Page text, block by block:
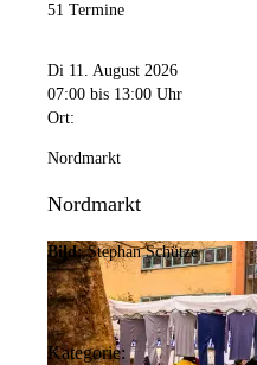
51 Termine
Di 11. August 2026
07:00 bis 13:00 Uhr
Ort:
Nordmarkt
Nordmarkt
Bild: Stephan Schütze
Kategorie: